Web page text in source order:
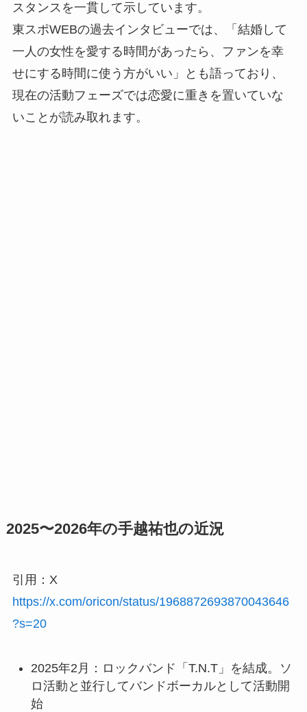
スタンスを一貫して示しています。
東スポWEBの過去インタビューでは、「結婚して
一人の女性を愛する時間があったら、ファンを幸
せにする時間に使う方がいい」とも語っており、
現在の活動フェーズでは恋愛に重きを置いていな
いことが読み取れます。
2025〜2026年の手越祐也の近況
引用：X
https://x.com/oricon/status/1968872693870043646
?s=20
2025年2月：ロックバンド「T.N.T」を結成。ソ
ロ活動と並行してバンドボーカルとして活動開
始